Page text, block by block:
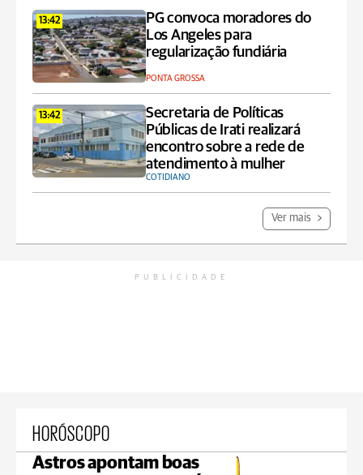
13:42
PG convoca moradores do
Los Angeles para
regularização fundiária
PONTA GROSSA
13:42
Secretaria de Políticas
Públicas de Irati realizará
encontro sobre a rede de
atendimento à mulher
COTIDIANO
Ver mais
PUBLICIDADE
HORÓSCOPO
Astros apontam boas